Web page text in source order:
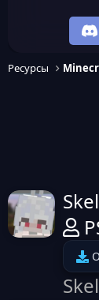
Ресурсы
А
в
т